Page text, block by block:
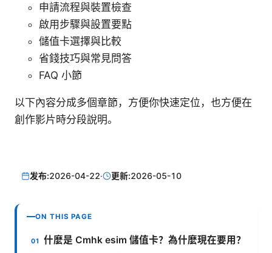
申請流程與裝置檢查
啟用步驟與設置要點
儲值卡選擇與比較
省錢技巧與常見問答
FAQ 小節
以下內容分成多個章節，方便你快速定位，也方便在
創作影片時分段說明。
发布:2026-04-22· 更新:2026-05-10
ON THIS PAGE
什麼是 Cmhk esim 儲值卡？為什麼現在要用？